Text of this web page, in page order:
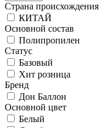
Страна происхождения
КИТАЙ
Основной состав
Полипропилен
Статус
Базовый
Хит розница
Бренд
Дон Баллон
Основной цвет
Белый